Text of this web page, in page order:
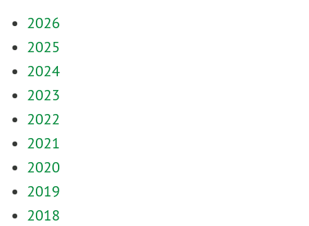
2026
2025
2024
2023
2022
2021
2020
2019
2018